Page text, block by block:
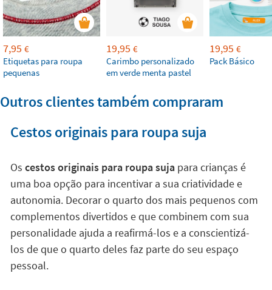
7,95 €
Etiquetas para roupa
pequenas
19,95 €
Carimbo personalizado
em verde menta pastel
19,95 €
Pack Básico
Outros clientes também compraram
Cestos originais para roupa suja
Os cestos originais para roupa sujapara crianças é
uma boa opção para incentivar a sua criatividade e
autonomia. Decorar o quarto dos mais pequenos com
complementos divertidos e que combinem com sua
personalidade ajuda a reafirmá-los e a conscientizá-
los de que o quarto deles faz parte do seu espaço
pessoal.